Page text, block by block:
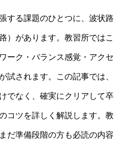
する課題のひとつに、波状路
）があります。教習所ではこ
ーク・バランス感覚・アクセ
試されます。この記事では、
でなく、確実にクリアして卒
コツを詳しく解説します。教
だ準備段階の方も必読の内容